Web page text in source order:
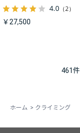
4.0 （2）
￥27,500
461件
ホーム > クライミング